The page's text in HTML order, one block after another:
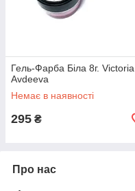
Гель-Фарба Біла 8г. Victoria
Avdeeva
Немає в наявності
295 ₴
Про нас